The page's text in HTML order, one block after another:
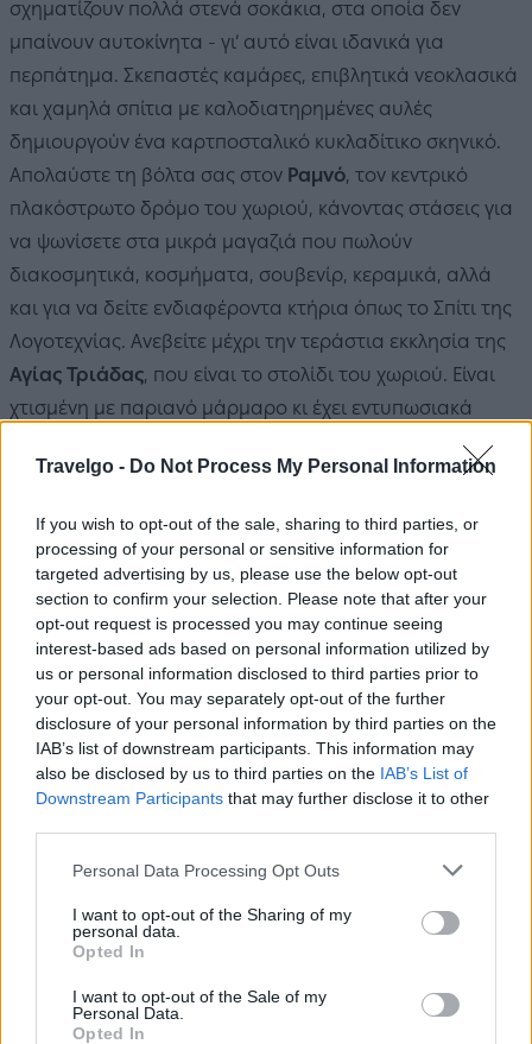
Travelgo - Do Not Process My Personal Information
If you wish to opt-out of the sale, sharing to third parties, or
processing of your personal or sensitive information for
targeted advertising by us, please use the below opt-out
section to confirm your selection. Please note that after your
opt-out request is processed you may continue seeing
interest-based ads based on personal information utilized by
us or personal information disclosed to third parties prior to
your opt-out. You may separately opt-out of the further
disclosure of your personal information by third parties on the
IAB’s list of downstream participants. This information may
also be disclosed by us to third parties on the IAB’s List of
Downstream Participants that may further disclose it to other
Please note that this website/app uses one or more Google
not limited to your visit or usage behaviour. You may click to
grant or deny consent to Google and its third-party tags to
use your data for below specified purposes in below Google
consent section.
Personal Data Processing Opt Outs
I want to opt-out of the Sharing of my
personal data.
Opted In
I want to opt-out of the Sale of my
Personal Data.
Opted In
σχηματίζουν πολλά στενά σοκάκια, στα οποία δεν
μπαίνουν αυτοκίνητα - γι’ αυτό είναι ιδανικά για
περπάτημα. Σκεπαστές καμάρες, επιβλητικά νεοκλασικά
και χαμηλά σπίτια με καλοδιατηρημένες αυλές
δημιουργούν ένα καρτποσταλικό κυκλαδίτικο σκηνικό.
Απολαύστε τη βόλτα σας στον Ραμνό, τον κεντρικό
πλακόστρωτο δρόμο του χωριού, κάνοντας στάσεις για
να ψωνίσετε στα μικρά μαγαζιά που πωλούν
διακοσμητικά, κοσμήματα, σουβενίρ, κεραμικά, αλλά
και για να δείτε ενδιαφέροντα κτήρια όπως το Σπίτι της
Λογοτεχνίας. Ανεβείτε μέχρι την τεράστια εκκλησία της
Αγίας Τριάδας, που είναι το στολίδι του χωριού. Είναι
χτισμένη με παριανό μάρμαρο κι έχει εντυπωσιακά
Η εκκλησία της Αγίας Τριάδας (πηγή: Shutterstock)
δοκιμάστε τις παραδοσιακές γεύσεις στα ταβερνάκια
του χωριού. Στις Λεύκες, εκτός από διάφορες
εκδηλώσεις που διοργανώνει ο πολιτιστικός Σύλλογος
ΥΡΙΑ, γίνεται και η Γιορτή του Καράβολα, στο τέλος
Αυγούστου. Στο μεγαλύτερο γλέντι του χωριού θα